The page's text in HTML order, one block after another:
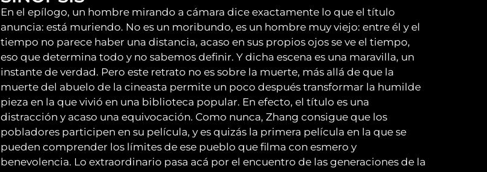
En el epílogo, un hombre mirando a cámara dice exactamente lo que el título
anuncia: está muriendo. No es un moribundo, es un hombre muy viejo: entre él y el
tiempo no parece haber una distancia, acaso en sus propios ojos se ve el tiempo,
eso que determina todo y no sabemos definir. Y dicha escena es una maravilla, un
instante de verdad. Pero este retrato no es sobre la muerte, más allá de que la
muerte del abuelo de la cineasta permite un poco después transformar la humilde
pieza en la que vivió en una biblioteca popular. En efecto, el título es una
distracción y acaso una equivocación. Como nunca, Zhang consigue que los
pobladores participen en su película, y es quizás la primera película en la que se
pueden comprender los límites de ese pueblo que filma con esmero y
benevolencia. Lo extraordinario pasa acá por el encuentro de las generaciones de la